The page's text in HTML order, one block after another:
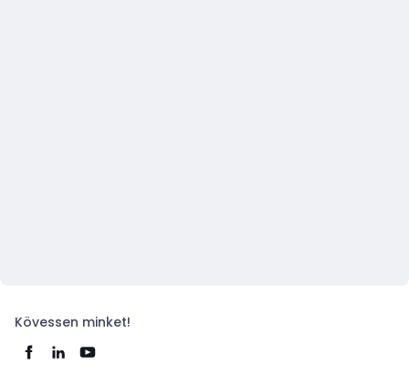
Kövessen minket!